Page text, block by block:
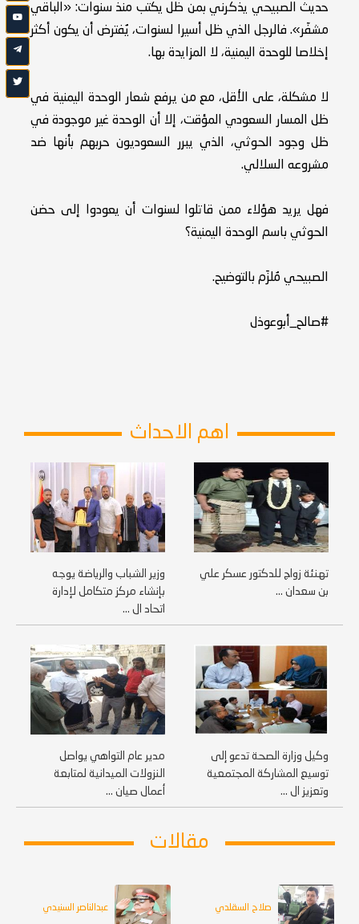
حديث الصبيحي يذكرني بمن ظل يكتب منذ سنوات: «الباقي
مشفّر». فالرجل الذي ظل أسيرا لسنوات، يُفترض أن يكون أكثر
إخلاصا للوحدة اليمنية، لا المزايدة بها.
لا مشكلة، على الأقل، مع من يرفع شعار الوحدة اليمنية في
ظل المسار السعودي المؤقت، إلا أن الوحدة غير موجودة في
ظل وجود الحوثي، الذي يبرر السعوديون حربهم بأنها ضد
مشروعه السلالي.
فهل يريد هؤلاء ممن قاتلوا لسنوات أن يعودوا إلى حضن
الحوثي باسم الوحدة اليمنية؟
الصبيحي مُلزَم بالتوضيح.
#صالح_أبوعوذل
اهم الاحداث
تهنئة زواج للدكتور عسكر علي
بن سعدان ...
وزير الشباب والرياضة يوجه
بإنشاء مركز متكامل لإدارة
اتحاد ال ...
وكيل وزارة الصحة تدعو إلى
توسيع المشاركة المجتمعية
وتعزيز ال ...
مدير عام التواهي يواصل
النزولات الميدانية لمتابعة
أعمال صيان ...
مقالات
صلاح السقلدي عبدالناصر السنيدي